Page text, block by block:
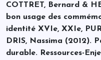
COTTRET, Bernard &
bon usage des
identité XVIe, XXIe,
DRIS, Nassima (2012).
durable. Ressources-